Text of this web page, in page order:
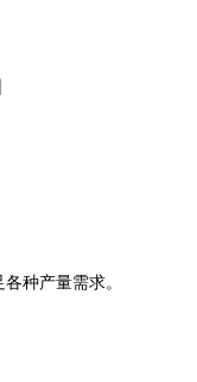
种产量需求。